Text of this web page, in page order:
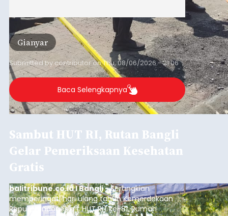
Gianyar
Submitted by contributoronThu, 08/06/2026 - 21:06
Baca Selengkapnya
Sambut HUT RI, Rutan Bangli
Gelar Pemeriksaan Kesehatan
Gratis
balitribune.co.id I Bangli -Serangkian
memperingati hari ulang tahun Kemerdekaan
Republik Indonesia ( HUT RI) ke-81, Rumah